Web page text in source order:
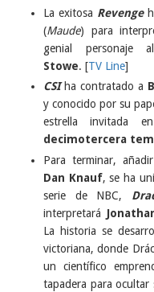
La exitosa Revenge
(Maude) para
genial
Stowe. [TV Line]
CSI ha contratado a
y conocido por su
estrella invitada
decimotercera
Para terminar,
Dan Knauf, se ha
serie de NBC,
interpretará
La historia se
victoriana, donde
un científico
tapadera para ocultar